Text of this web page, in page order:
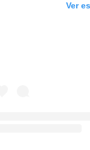
Ver